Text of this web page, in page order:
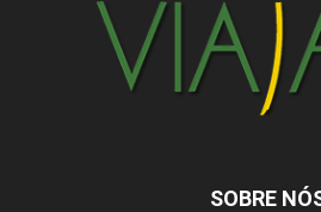
SOBRE